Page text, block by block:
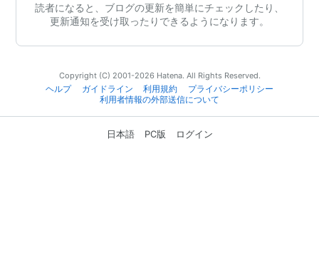
読者になると、ブログの更新を簡単にチェックしたり、
更新通知を受け取ったりできるようになります。
Copyright (C) 2001-2026 Hatena. All Rights Reserved.
ヘルプ
ガイドライン 利用規約
プライバシーポリシー
利用者情報の外部送信について
日本語 PC版 ログイン